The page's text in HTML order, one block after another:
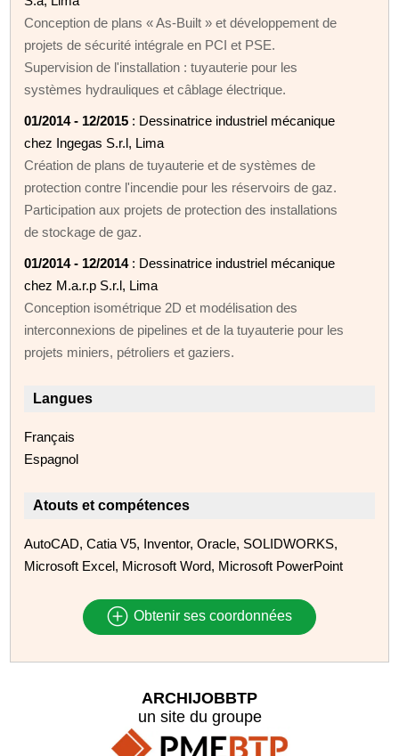
Conception de plans « As-Built » et développement de
projets de sécurité intégrale en PCI et PSE.
Supervision de l'installation : tuyauterie pour les
systèmes hydrauliques et câblage électrique.
01/2014 - 12/2015 : Dessinatrice industriel mécanique
chez Ingegas S.r.l, Lima
Création de plans de tuyauterie et de systèmes de
protection contre l'incendie pour les réservoirs de gaz.
Participation aux projets de protection des installations
de stockage de gaz.
01/2014 - 12/2014: Dessinatrice industriel mécanique
chez M.a.r.p S.r.l, Lima
Conception isométrique 2D et modélisation des
interconnexions de pipelines et de la tuyauterie pour les
projets miniers, pétroliers et gaziers.
Langues
Français
Espagnol
Atouts et compétences
AutoCAD, Catia V5, Inventor, Oracle, SOLIDWORKS,
Microsoft Excel, Microsoft Word, Microsoft PowerPoint
Obtenir ses coordonnées
ARCHIJOBBTP
un site du groupe